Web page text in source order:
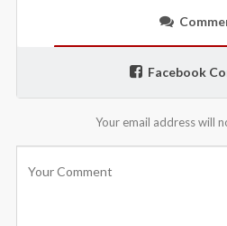
Facebook
Your email address will